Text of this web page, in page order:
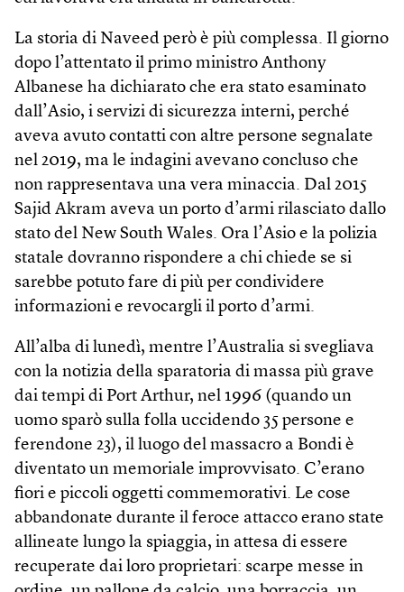
La storia di Naveed però è più complessa. Il giorno
dopo l’attentato il primo ministro Anthony
Albanese ha dichiarato che era stato esaminato
dall’Asio, i servizi di sicurezza interni, perché
aveva avuto contatti con altre persone segnalate
nel 2019, ma le indagini avevano concluso che
non rappresentava una vera minaccia. Dal 2015
Sajid Akram aveva un porto d’armi rilasciato dallo
stato del New South Wales. Ora l’Asio e la polizia
statale dovranno rispondere a chi chiede se si
sarebbe potuto fare di più per condividere
informazioni e revocargli il porto d’armi.
All’alba di lunedì, mentre l’Australia si svegliava
con la notizia della sparatoria di massa più grave
dai tempi di Port Arthur, nel 1996 (quando un
uomo sparò sulla folla uccidendo 35 persone e
ferendone 23), il luogo del massacro a Bondi è
diventato un memoriale improvvisato. C’erano
fiori e piccoli oggetti commemorativi. Le cose
abbandonate durante il feroce attacco erano state
allineate lungo la spiaggia, in attesa di essere
recuperate dai loro proprietari: scarpe messe in